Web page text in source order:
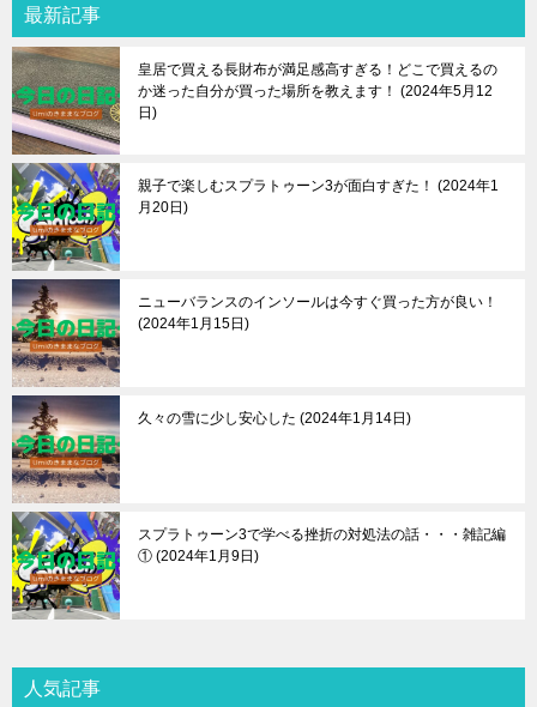
最新記事
皇居で買える長財布が満足感高すぎる！どこで買えるの
か迷った自分が買った場所を教えます！
2024年5月12
日
親子で楽しむスプラトゥーン3が面白すぎた！
2024年1
月20日
ニューバランスのインソールは今すぐ買った方が良い！
2024年1月15日
久々の雪に少し安心した 2024年1月14日
スプラトゥーン3で学べる挫折の対処法の話・・・雑記編
① 2024年1月9日
人気記事